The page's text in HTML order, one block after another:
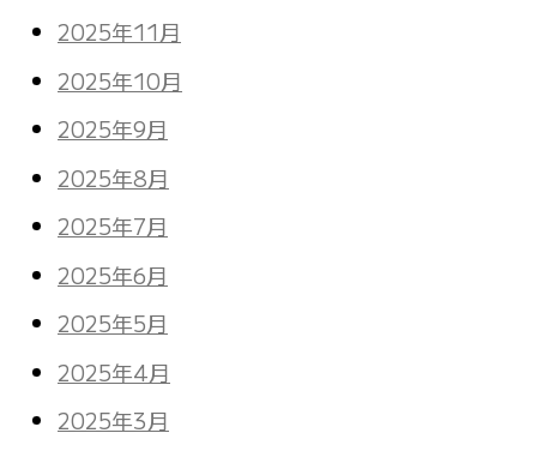
2025年11月
2025年10月
2025年9月
2025年8月
2025年7月
2025年6月
2025年5月
2025年4月
2025年3月